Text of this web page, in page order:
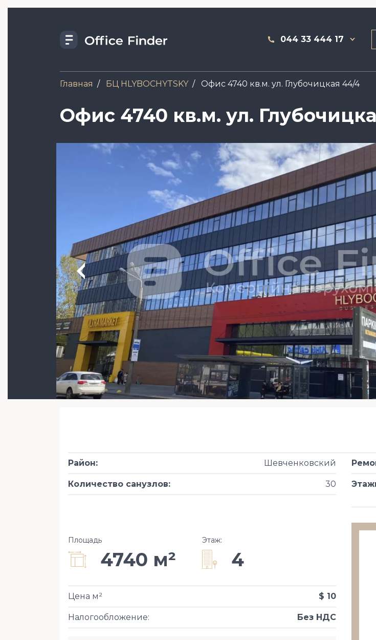
044 33 444 17
Главная БЦ HLYBOCHYTSKY Офис 4740 кв.м. ул. Глубочицкая 44/4
Офис 4740 кв.м. ул.
Район: Шевченковский
Количество санузлов: 30
Площадь
4740 м²
Этаж:
4
Налогообложение: Без НДС
Цена м² $ 10